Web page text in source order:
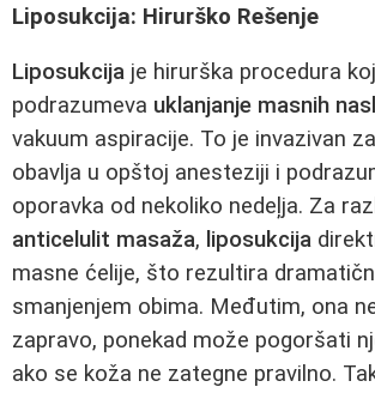
Liposukcija: Hirurško Rešenje
Liposukcija je hirurška procedura
podrazumeva uklanjanje masnih
vakuum aspiracije. To je invazivan
obavlja u opštoj anesteziji i
oporavka od nekoliko nedeļja. Za
anticelulit masaža, liposukcija
masne ćelije, što rezultira
smanjenjem obima. Međutim, ona
zapravo, ponekad može pogoršati
ako se koža ne zategne pravilno.